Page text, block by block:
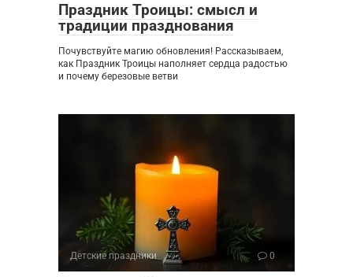
Праздник Троицы: смысл и
традиции празднования
Почувствуйте магию обновления! Рассказываем,
как Праздник Троицы наполняет сердца радостью
и почему березовые ветви
Детские праздники 0